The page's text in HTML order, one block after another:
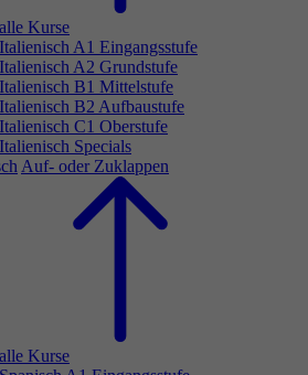
alle Kurse
Italienisch A1 Eingangsstufe
Italienisch A2 Grundstufe
Italienisch B1 Mittelstufe
Italienisch B2 Aufbaustufe
Italienisch C1 Oberstufe
Italienisch Specials
Auf- oder Zuklappen
alle Kurse